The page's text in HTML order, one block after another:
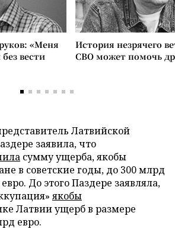
«Меня
вести
История незрячего
СВО может помочь
Латвийской
заявила, что
сумму ущерба, якобы
в советские годы, до 300 млрд
До этого Паздере заявляла,
якобы
Латвии ущерб в размере
евро.